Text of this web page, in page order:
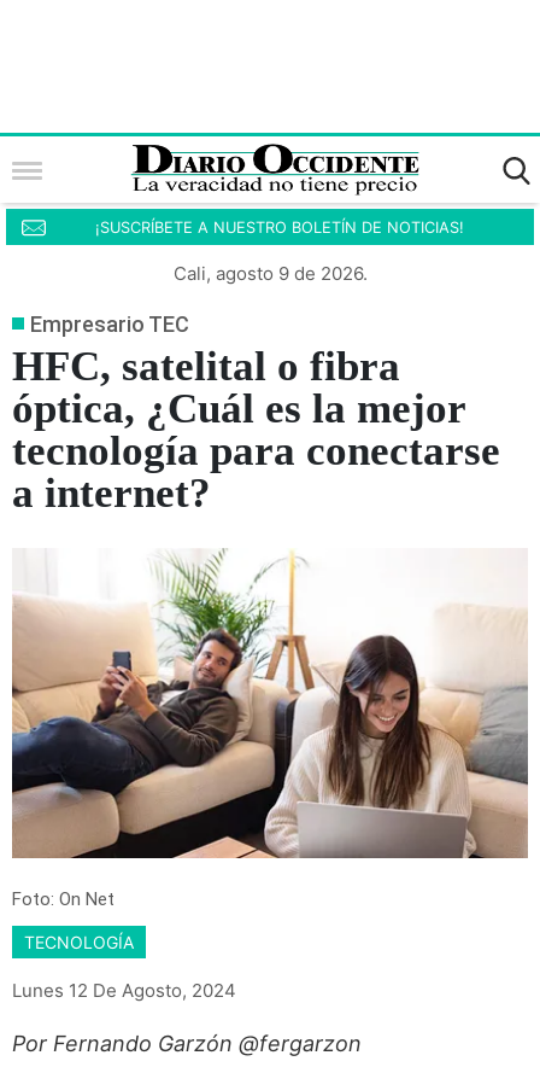
¡SUSCRÍBETE A NUESTRO BOLETÍN DE NOTICIAS!
Cali, agosto 9 de 2026.
Empresario TEC
HFC, satelital o fibra
óptica, ¿Cuál es la mejor
tecnología para conectarse
a internet?
Foto: On Net
TECNOLOGÍA
Lunes 12 De Agosto, 2024
Por Fernando Garzón @fergarzon